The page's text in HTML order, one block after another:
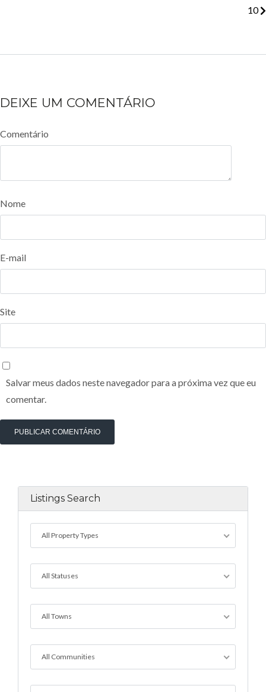
10
DEIXE UM COMENTÁRIO
Comentário
Nome
E-mail
Site
Salvar meus dados neste navegador para a próxima vez que eu
comentar.
Listings Search
All Property Types
All Statuses
All Towns
All Communities